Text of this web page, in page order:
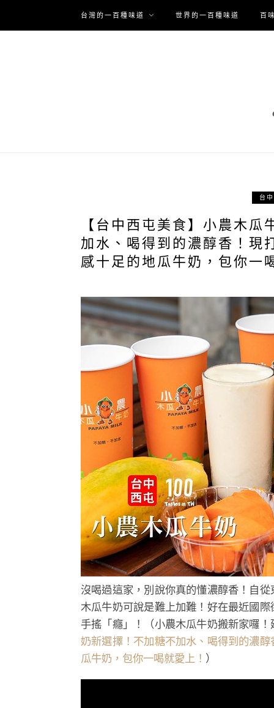
台灣的一百種味道 世界的一百種味道 百
台
【台中西屯美食】小農木
加水、喝得到的濃醇香！現
感十足的地瓜牛奶，包你一
沒喝過這家，別說你真的懂濃醇香！自
木瓜牛奶可說是難上加難！好在最近國際
手搖「癮」！（小農木瓜牛奶搬新家囉！
奶新選擇！不加糖不加水、喝得到的濃
瓜牛奶，包你一喝就愛上！ ）